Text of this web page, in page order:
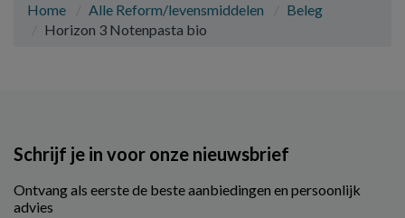
Home Alle Reform/levensmiddelen
Beleg
Horizon 3 Notenpasta bio
Schrijf je in voor onze nieuwsbrief
Ontvang als eerste de beste aanbiedingen en persoonlijk
advies